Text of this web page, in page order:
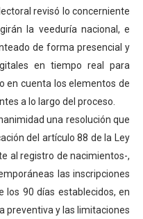
del Encuentro LAGO
de asfaltado
coordinación de
apadrina a más de 993
a Pueblo Llano con la
revisó lo concerniente
la veeduría nacional, e
de forma presencial y
en tiempo real para
en cuenta los elementos de
a lo largo del proceso.
una resolución que
del artículo 88 de la Ley
al registro de nacimientos-,
las inscripciones
los 90 días establecidos, en
preventiva y las limitaciones